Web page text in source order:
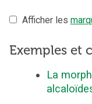
Afficher les
Exemples et
La